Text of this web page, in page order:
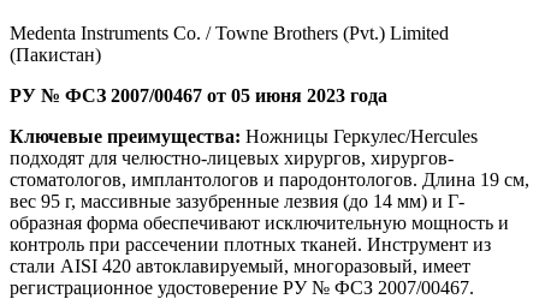
Medenta Instruments Co. / Towne Brothers (Pvt.) Limited
(Пакистан)
РУ № ФСЗ 2007/00467 от 05 июня 2023 года
Ключевые преимущества: Ножницы Геркулес/Hercules
подходят для челюстно-лицевых хирургов, хирургов-
стоматологов, имплантологов и пародонтологов. Длина 19 см,
вес 95 г, массивные зазубренные лезвия (до 14 мм) и Г-
образная форма обеспечивают исключительную мощность и
контроль при рассечении плотных тканей. Инструмент из
стали AISI 420 автоклавируемый, многоразовый, имеет
регистрационное удостоверение РУ № ФСЗ 2007/00467.